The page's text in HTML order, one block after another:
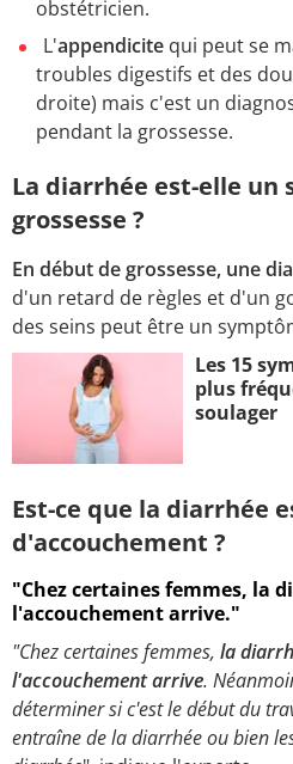
obstétricien.
L'appendicite qui peut se
troubles digestifs et des
droite) mais c'est un
pendant la grossesse.
La diarrhée est-elle un
grossesse ?
En début de grossesse, une
d'un retard de règles et d'un
des seins peut être un
Les 15
plus
soulager
Est-ce que la diarrhée
d'accouchement ?
"Chez certaines femmes, la
l'accouchement arrive."
"Chez certaines femmes, la
l'accouchement arrive.
déterminer si c'est le début du
entraîne de la diarrhée ou bien